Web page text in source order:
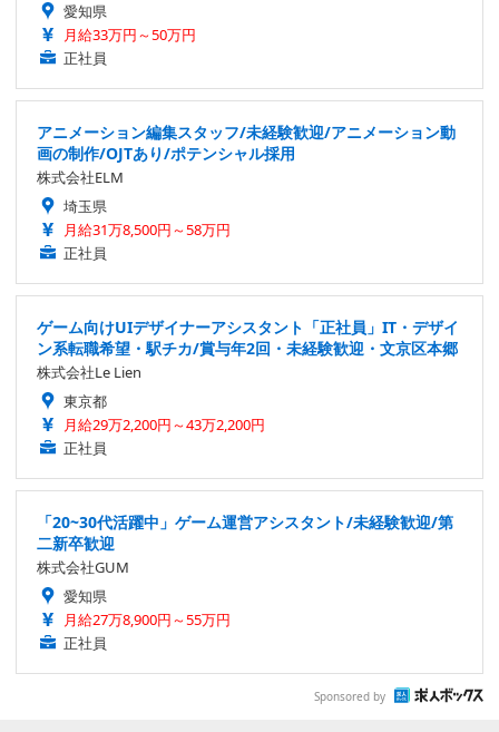
愛知県
月給33万円～50万円
正社員
アニメーション編集スタッフ/未経験歓迎/アニメーション動
画の制作/OJTあり/ポテンシャル採用
株式会社ELM
埼玉県
月給31万8,500円～58万円
正社員
ゲーム向けUIデザイナーアシスタント「正社員」IT・デザイ
ン系転職希望・駅チカ/賞与年2回・未経験歓迎・文京区本郷
株式会社Le Lien
東京都
月給29万2,200円～43万2,200円
正社員
「20~30代活躍中」ゲーム運営アシスタント/未経験歓迎/第
二新卒歓迎
株式会社GUM
愛知県
月給27万8,900円～55万円
正社員
Sponsored by